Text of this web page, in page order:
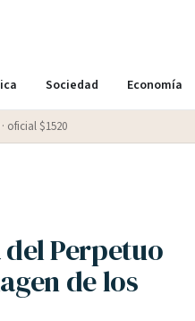
Sociedad Economía
· oficial $1520
Perpetuo
de los